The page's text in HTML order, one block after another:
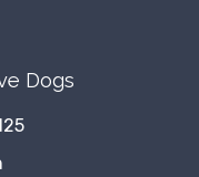
Dogs